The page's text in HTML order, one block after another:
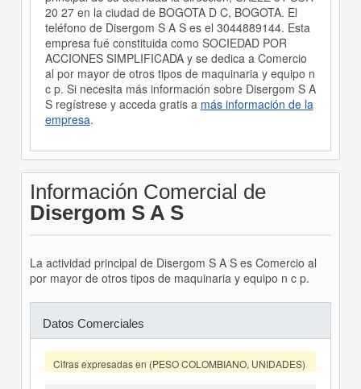
20 27 en la ciudad de BOGOTA D C, BOGOTA. El
teléfono de Disergom S A S es el 3044889144. Esta
empresa fué constituida como SOCIEDAD POR
ACCIONES SIMPLIFICADA y se dedica a Comercio
al por mayor de otros tipos de maquinaria y equipo n
c p. Si necesita más información sobre Disergom S A
S regístrese y acceda gratis a más información de la
empresa.
Información Comercial de
Disergom S A S
La actividad principal de Disergom S A S es Comercio al
por mayor de otros tipos de maquinaria y equipo n c p.
Datos Comerciales
Cifras expresadas en (PESO COLOMBIANO, UNIDADES)